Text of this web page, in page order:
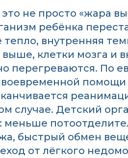
не просто «жара
ребёнка
внутренняя
выше, клетки мозга и
перегреваются. По
случае. Детский
меньше
быстрый обмен
от лёгкого